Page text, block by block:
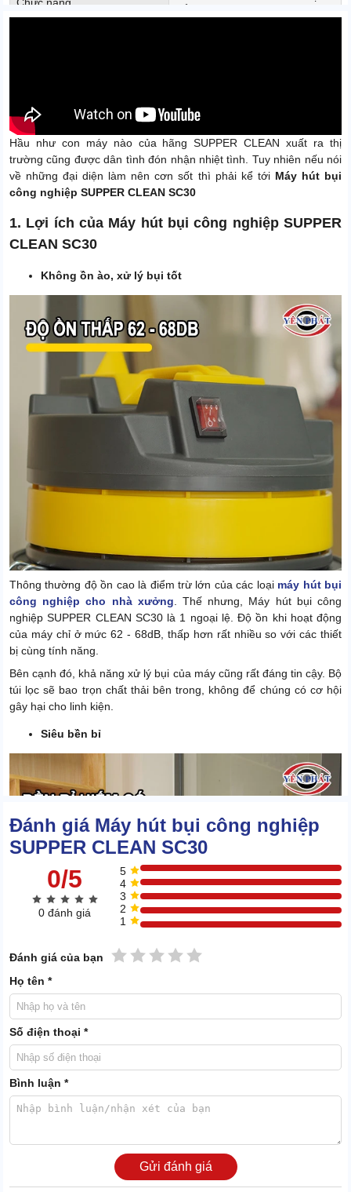
bẩn công nghiệp
Hầu như con máy nào của hãng SUPPER CLEAN xuất ra thị
trường cũng được dân tình đón nhận nhiệt tình. Tuy nhiên nếu nói
về những đại diện làm nên cơn sốt thì phải kể tới Máy hút bụi
công nghiệp SUPPER CLEAN SC30
1. Lợi ích của Máy hút bụi công nghiệp SUPPER
CLEAN SC30
Không ồn ào, xử lý bụi tốt
Thông thường độ ồn cao là điểm trừ lớn của các loại máy hút bụi
công nghiệp cho nhà xưởng. Thế nhưng, Máy hút bụi công
nghiệp SUPPER CLEAN SC30 là 1 ngoại lệ. Độ ồn khi hoạt động
của máy chỉ ở mức 62 - 68dB, thấp hơn rất nhiều so với các thiết
bị cùng tính năng.
Bên cạnh đó, khả năng xử lý bụi của máy cũng rất đáng tin cậy. Bộ
túi lọc sẽ bao trọn chất thải bên trong, không để chúng có cơ hội
gây hại cho linh kiện.
Siêu bền bỉ
Những mã máy của các nhãn hàng khác thay mới 2 - 3 lần thì máy
hút bụi Supper Clean vẫn giữ vững phong độ của mình. Điều đó
cho thấy độ bền hiếm có của dòng sản phẩm nói trên.
Máy hút bụi công nghiệp Supper Cleanđược sản xuất bằng
công nghệ đỉnh cao. Vậy nên, tuổi thọ chạm ngưỡng 20 năm cũng
Giao diện thời trang, dễ tạo thiện cảm
Đánh giá Máy hút bụi công nghiệp
SUPPER CLEAN SC30
0/5
0 đánh giá
5
4
3
2
1
Đánh giá của bạn 5 sao
4 sao
3 sao
2 sao
1 sao
Họ tên *
Số điện thoại *
Bình luận *
Gửi đánh giá